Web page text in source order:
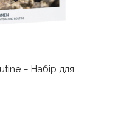
– Набір для